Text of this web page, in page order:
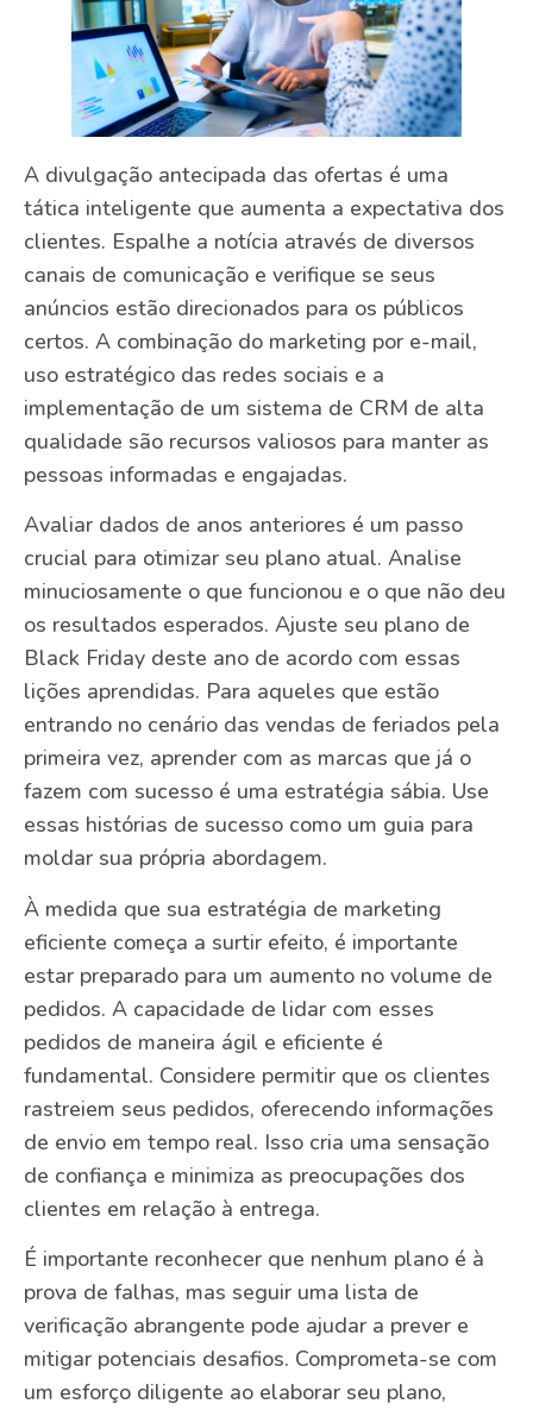
A divulgação antecipada das ofertas é uma
tática inteligente que aumenta a expectativa dos
clientes. Espalhe a notícia através de diversos
canais de comunicação e verifique se seus
anúncios estão direcionados para os públicos
certos. A combinação do marketing por e-mail,
uso estratégico das redes sociais e a
implementação de um sistema de CRM de alta
qualidade são recursos valiosos para manter as
pessoas informadas e engajadas.
Avaliar dados de anos anteriores é um passo
crucial para otimizar seu plano atual. Analise
minuciosamente o que funcionou e o que não deu
os resultados esperados. Ajuste seu plano de
Black Friday deste ano de acordo com essas
lições aprendidas. Para aqueles que estão
entrando no cenário das vendas de feriados pela
primeira vez, aprender com as marcas que já o
fazem com sucesso é uma estratégia sábia. Use
essas histórias de sucesso como um guia para
moldar sua própria abordagem.
À medida que sua estratégia de marketing
eficiente começa a surtir efeito, é importante
estar preparado para um aumento no volume de
pedidos. A capacidade de lidar com esses
pedidos de maneira ágil e eficiente é
fundamental. Considere permitir que os clientes
rastreiem seus pedidos, oferecendo informações
de envio em tempo real. Isso cria uma sensação
de confiança e minimiza as preocupações dos
clientes em relação à entrega.
É importante reconhecer que nenhum plano é à
prova de falhas, mas seguir uma lista de
verificação abrangente pode ajudar a prever e
mitigar potenciais desafios. Comprometa-se com
um esforço diligente ao elaborar seu plano,